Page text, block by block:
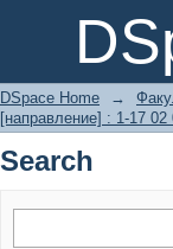
Search
DSpace Home →
[направление] : 1-17 02
Search